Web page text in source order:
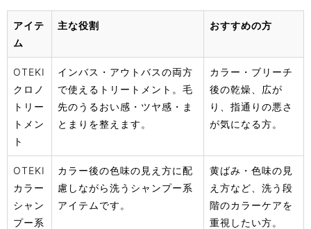
アイテ
ム
主な役割 おすすめの方
OTEKI
クロノ
トリー
トメン
ト
インバス・アウトバスの両方
で使えるトリートメント。毛
先のうるおい感・ツヤ感・ま
とまりを整えます。
カラー・ブリーチ
後の乾燥、広が
り、指通りの悪さ
が気になる方。
OTEKI
カラー
シャン
プー系
カラー後の色味の見え方に配
慮しながら洗うシャンプー系
アイテムです。
黄ばみ・色味の見
え方など、洗う段
階のカラーケアを
重視したい方。